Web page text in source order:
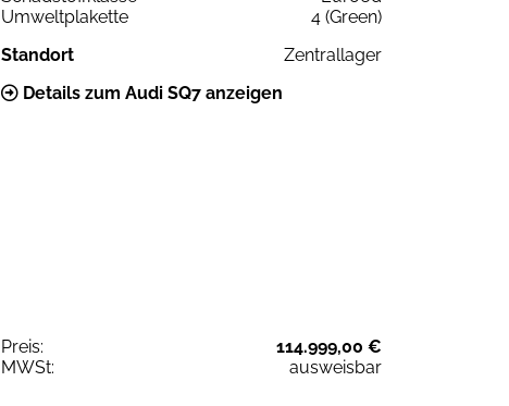
Umweltplakette
4 (Green)
Standort
Zentrallager
Details zum Audi SQ7 anzeigen
Preis:
114.999,00 €
MWSt:
ausweisbar